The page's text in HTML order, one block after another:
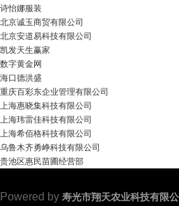
诗怡娜服装
北京诚玉商贸有限公司
北京安道易科技有限公司
凯发天生赢家
数字黄金网
海口德洪盛
重庆百彩东企业管理有限公司
上海惠晓集科技有限公司
上海玮雷佳科技有限公司
上海希佰格科技有限公司
乌鲁木齐勇峥科技有限公司
贵池区惠民苗圃经营部
Powered by 寿光市翔天农业科技有限公